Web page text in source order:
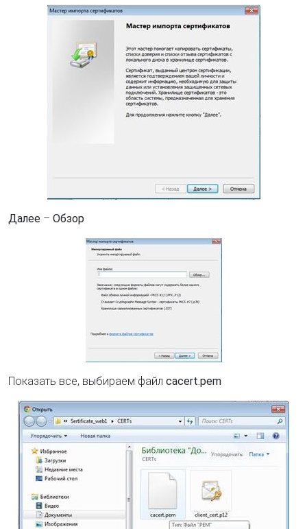
Далее – Обзор
Показать все, выбираем файл cacert.pem